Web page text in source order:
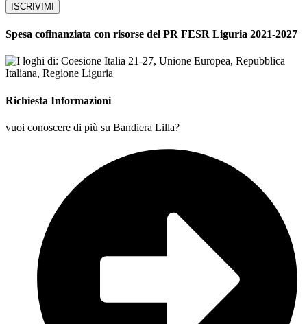
ISCRIVIMI
Spesa cofinanziata con risorse del PR FESR Liguria 2021-2027
Richiesta Informazioni
vuoi conoscere di più su Bandiera Lilla?